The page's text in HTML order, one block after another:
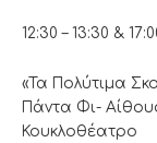
12:30 – 13:30 &
«Τα Πολύτιμα
Πάντα Φι-
Κουκλοθέατρο